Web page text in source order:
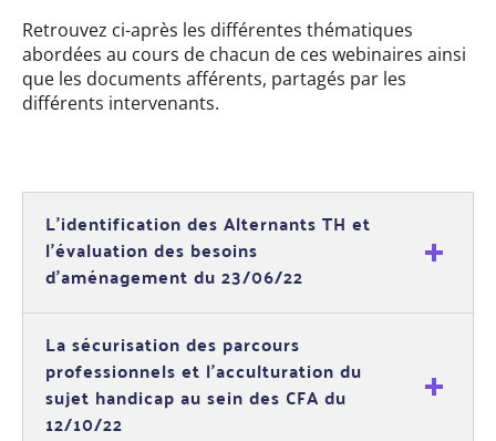
Retrouvez ci-après les différentes thématiques
abordées au cours de chacun de ces webinaires ainsi
que les documents afférents, partagés par les
différents intervenants.
L’identification des Alternants TH et
l’évaluation des besoins
d’aménagement du 23/06/22
La sécurisation des parcours
professionnels et l’acculturation du
sujet handicap au sein des CFA du
12/10/22